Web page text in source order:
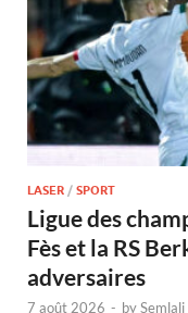
LASER / SPORT
Ligue des
Fès et la RS
adversaires
7 août 2026 - by